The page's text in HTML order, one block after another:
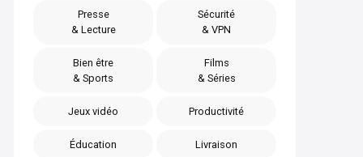
Presse
& Lecture
Sécurité
& VPN
Bien être
& Sports
Films
& Séries
Jeux vidéo Productivité
Éducation Livraison